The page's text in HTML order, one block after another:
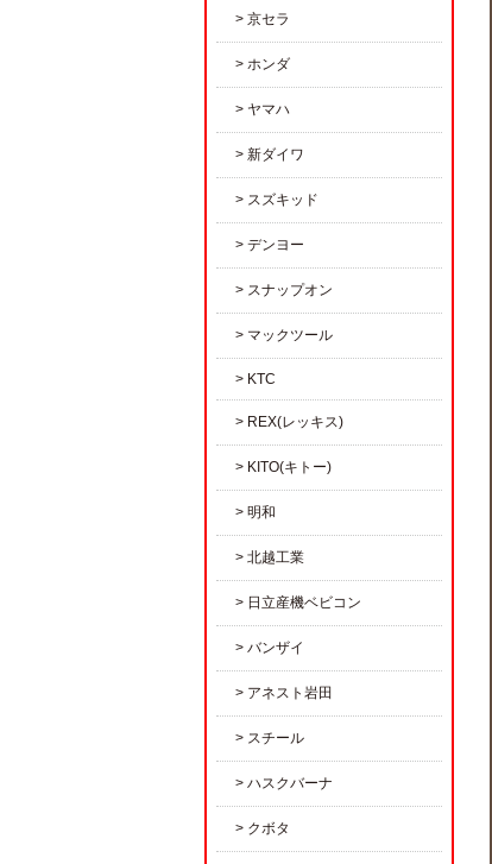
京セラ
ホンダ
ヤマハ
新ダイワ
スズキッド
デンヨー
スナップオン
マックツール
KTC
REX(レッキス)
KITO(キトー)
明和
北越工業
日立産機ベビコン
バンザイ
アネスト岩田
スチール
ハスクバーナ
クボタ